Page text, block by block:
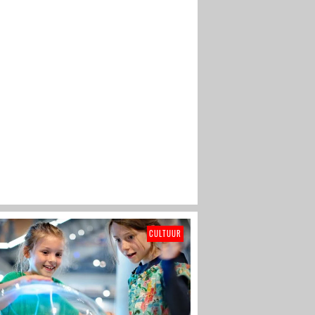
CULTUUR